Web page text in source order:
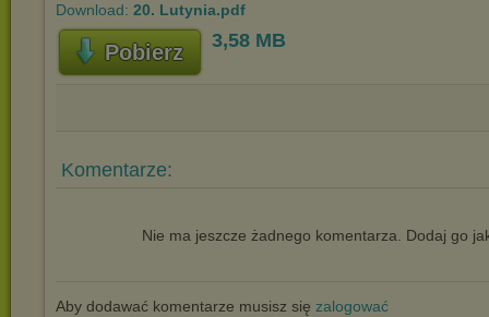
Download: 20. Lutynia.pdf
Pobierz 3,58 MB
Komentarze:
Nie ma jeszcze żadnego komentarza. Dodaj go
Aby dodawać komentarze musisz się zalogować